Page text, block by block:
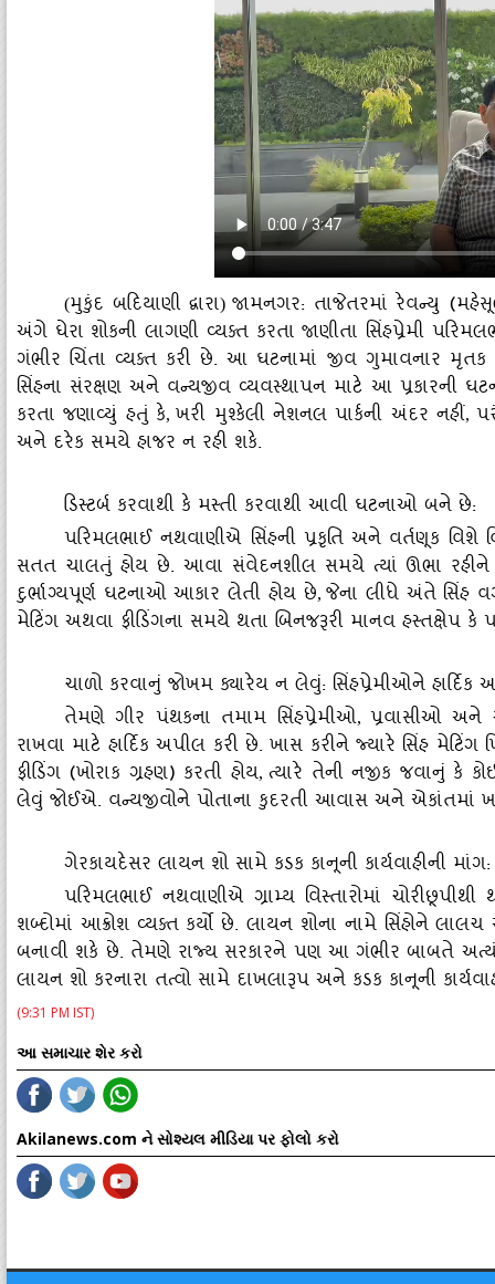
(મુકુંદ બદિયાણી દ્વારા)જામનગર: તાજેતરમાં રેવન્યુ
અંગે ઘેરા શોકની લાગણી વ્યક્ત કરતા જાણીતા સિંહપ્રેમી
ગંભીર ચિંતા વ્યક્ત કરી છે. આ ઘટનામાં જીવ ગુમાવનાર
સિંહના સંરક્ષણ અને વન્યજીવ વ્યવસ્થાપન માટે આ
કરતા જણાવ્યું હતું કે,ખરી મુશ્કેલી નેશનલ પાર્કની અંદર નહીં,
અને દરેક સમયે હાજર ન રહી શકે.
ડિસ્ટર્બ કરવાથી કે મસ્તી કરવાથી આવી ઘટનાઓ બને છે:
પરિમલભાઈ નથવાણીએ સિંહની પ્રકૃતિ અને વર્તણૂક વિશે
સતત ચાલતું હોય છે. આવા સંવેદનશીલ સમયે ત્યાં ઊભા રહીને
દુર્ભાગ્યપૂર્ણ ઘટનાઓ આકાર લેતી હોય છે,જેના લીધે અંતે સિંહ
મેટિંગ અથવા ફીડિંગના સમયે થતા બિનજરૂરી માનવ
ચાળો કરવાનું જોખમ ક્યારેય ન લેવું: સિંહપ્રેમીઓને હાર્દિક
તેમણે ગીર પંથકના તમામ સિંહપ્રેમીઓ, પ્રવાસીઓ અને
રાખવા માટે હાર્દિક અપીલ કરી છે. ખાસ કરીને જ્યારે સિંહ
ફીડિંગ (ખોરાક ગ્રહણ) કરતી હોય, ત્યારે તેની નજીક જવાનું કે
લેવું જોઈએ. વન્યજીવોને પોતાના કુદરતી આવાસ અને એકાંતમાં
ગેરકાયદેસર લાયન શો સામે કડક કાનૂની કાર્યવાહીની માંગ:
પરિમલભાઈ નથવાણીએ ગ્રામ્ય વિસ્તારોમાં
શબ્દોમાં આક્રોશ વ્યક્ત કર્યો છે. લાયન શોના નામે સિંહોને
બનાવી શકે છે. તેમણે રાજ્ય સરકારને પણ આ ગંભીર બાબતે
લાયન શો કરનારા તત્વો સામે દાખલારૂપ અને કડક કાનૂની
(9:31 PM IST)
આ સમાચાર શેર કરો
Akilanews.com ને સોશ્યલ મીડિયા પર ફોલો કરો